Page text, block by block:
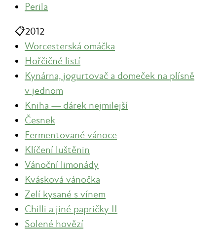
Perila
📋2012
Worcesterská omáčka
Hořčičné listí
Kynárna, jogurtovač a domeček na plísně
v jednom
Kniha — dárek nejmilejší
Česnek
Fermentované vánoce
Klíčení luštěnin
Vánoční limonády
Kvásková vánočka
Zelí kysané s vínem
Chilli a jiné papričky II
Solené hovězí